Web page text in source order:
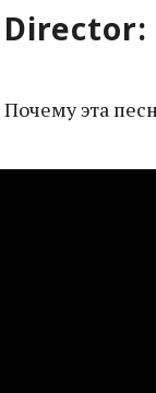
Director:
Почему эта